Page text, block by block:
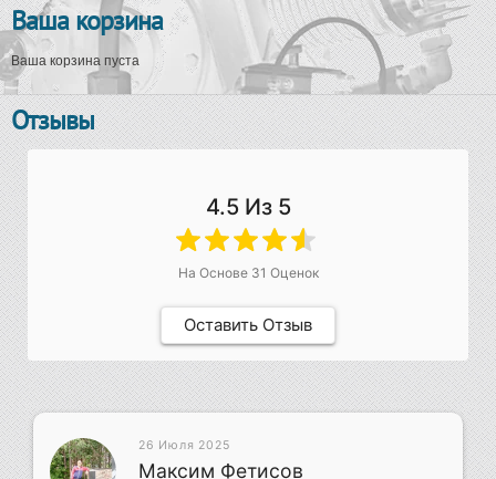
Ваша корзина
Ваша корзина пуста
Отзывы
4.5Из 5
На Основе 31 Оценок
Оставить Отзыв
26 Июля 2025
Максим Фетисов